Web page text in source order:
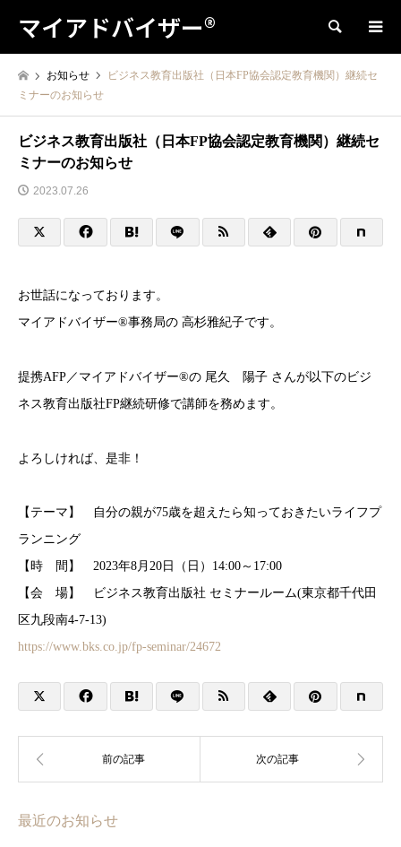
マイアドバイザー® 検索
お知らせ
ビジネス教育出版社（日本FP協会認定教育機関）継続セ
ミナーのお知らせ
ビジネス教育出版社（日本FP協会認定教育機関）継続セ
ミナーのお知らせ
2023.07.26
お世話になっております。
マイアドバイザー®事務局の 高杉雅紀子です。
提携AFP／マイアドバイザー®︎の 尾久 陽子 さんが以下のビジ
ネス教育出版社FP継続研修で講師を務めます。
よろしければ、是非！
【テーマ】 自分の親が75歳を超えたら知っておきたいライフプ
ランニング
【時 間】 2023年8月20日（日）14:00～17:00
【会 場】 ビジネス教育出版社 セミナールーム(東京都千代田
区九段南4-7-13)
https://www.bks.co.jp/fp-seminar/24672
最近のお知らせ